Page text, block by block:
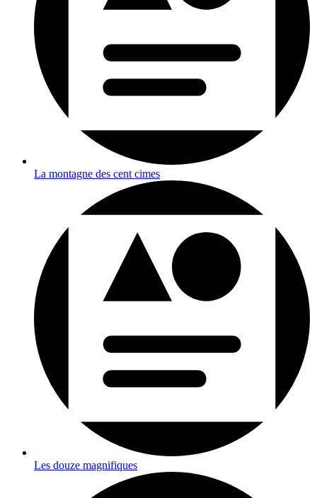
La montagne des cent cimes
Les douze magnifiques